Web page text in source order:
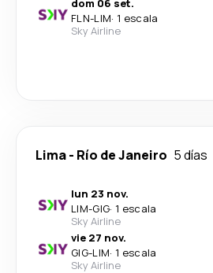
dom 06 set.
FLN-LIM· 1 escala
Sky Airline
Lima- Río de Janeiro 5 días
lun 23 nov.
LIM-GIG· 1 escala
Sky Airline
vie 27 nov.
GIG-LIM· 1 escala
Sky Airline